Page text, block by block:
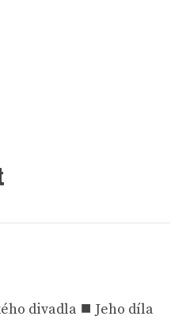
divadla ⯀ Jeho díla